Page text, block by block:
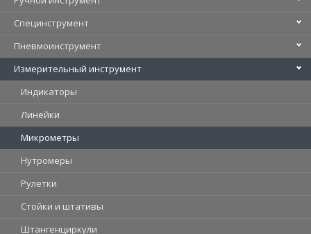
Специнструмент
Пневмоинструмент
Измерительный инструмент
Индикаторы
Линейки
Микрометры
Нутромеры
Рулетки
Стойки и штативы
Штангенциркули